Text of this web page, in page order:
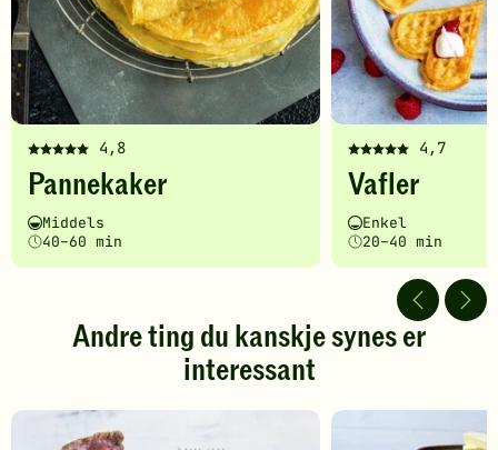
4,8
Denne
oppskriften
fått
5
av
stjerner.
gi
Pannekaker
Vanskelighetsgrad
Middels
Tilberedningstid
40–60 min
4,7
Denne
oppskriften
fått
5
av
stjerner.
Klikk
gi
Vafler
Vanskelighetsgrad
Enkel
Tilberedningstid
20–40 min
Andre ting du kanskje synes er
interessant